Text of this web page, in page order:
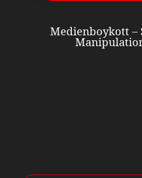
Medienboykott –